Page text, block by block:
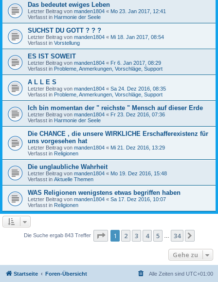
Das bedeutet ewiges Leben
Letzter Beitrag von manden1804 « Mo 23. Jan 2017, 12:41
Verfasst in Harmonie der Seele
SUCHST DU GOTT ? ? ?
Letzter Beitrag von manden1804 « Mi 18. Jan 2017, 08:54
Verfasst in Vorstellung
ES IST SOWEIT
Letzter Beitrag von manden1804 « Fr 6. Jan 2017, 08:29
Verfasst in Probleme, Anmerkungen, Vorschläge, Support
A L L E S
Letzter Beitrag von manden1804 « Sa 24. Dez 2016, 08:35
Verfasst in Probleme, Anmerkungen, Vorschläge, Support
Ich bin momentan der " reichste " Mensch auf dieser Erde
Letzter Beitrag von manden1804 « Fr 23. Dez 2016, 07:36
Verfasst in Harmonie der Seele
Die CHANCE , die unsere WIRKLICHE Erschafferexistenz für
uns vorgesehen hat
Letzter Beitrag von manden1804 « Mi 21. Dez 2016, 13:29
Verfasst in Religionen
Die unglaubliche Wahrheit
Letzter Beitrag von manden1804 « Mo 19. Dez 2016, 15:48
Verfasst in Aktuelle Themen
WAS Religionen wenigstens etwas begriffen haben
Letzter Beitrag von manden1804 « Sa 17. Dez 2016, 10:07
Verfasst in Religionen
Die Suche ergab 843 Treffer Seite 1von 34
1 2 3 4 5 34
Gehe zu
Startseite Foren-Übersicht Alle Zeiten sind UTC+01:00